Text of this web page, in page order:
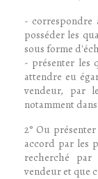
- correspondre
posséder les
sous forme
- présenter les
attendre eu
vendeur, par
notamment
2° Ou
accord par les
recherché
vendeur et que